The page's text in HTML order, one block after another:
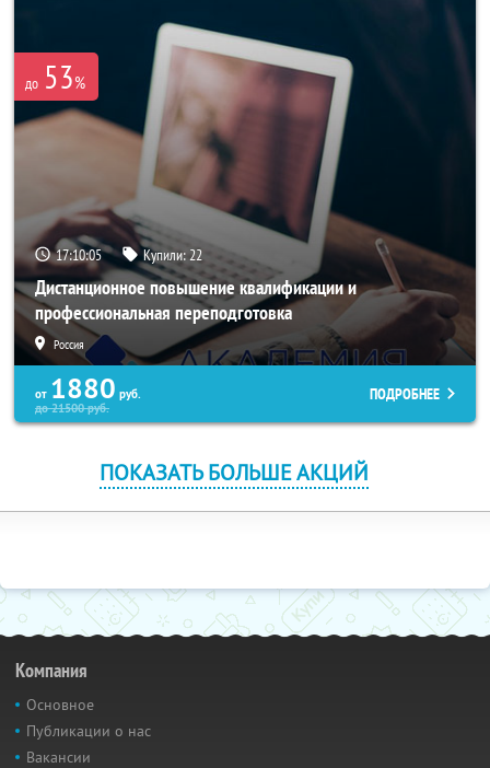
до 53%
17:10:03 Купили:22
Дистанционное повышение квалификации и
профессиональная переподготовка
Россия
от 1880 руб.
до21500руб.
ПОДРОБНЕЕ
ПОКАЗАТЬ БОЛЬШЕ АКЦИЙ
Компания
Основное
Публикации о нас
Вакансии